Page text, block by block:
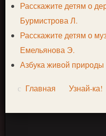
Расскажите детям о
Бурмистрова Л.
Расскажите детям о
Емельянова Э.
Азбука живой
Главная Узнай-ка!